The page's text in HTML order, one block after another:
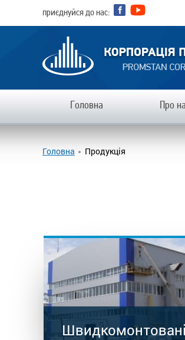
приєднуйся до нас:
Головна Про
Головна Продукція
Швидкомонтовані